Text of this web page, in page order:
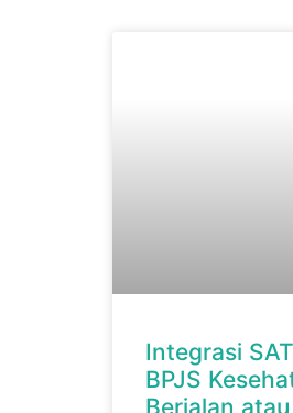
Integrasi
BPJS
Berjalan